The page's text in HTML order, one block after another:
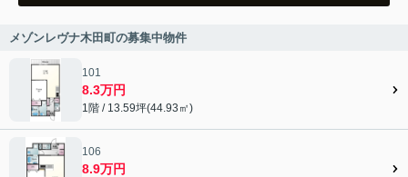
メゾンレヴナ木田町の募集中物件
101
8.3万円
1階 / 13.59坪(44.93㎡)
106
8.9万円